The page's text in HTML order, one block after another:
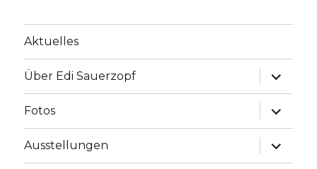
Aktuelles
Über Edi Sauerzopf
Fotos
Ausstellungen